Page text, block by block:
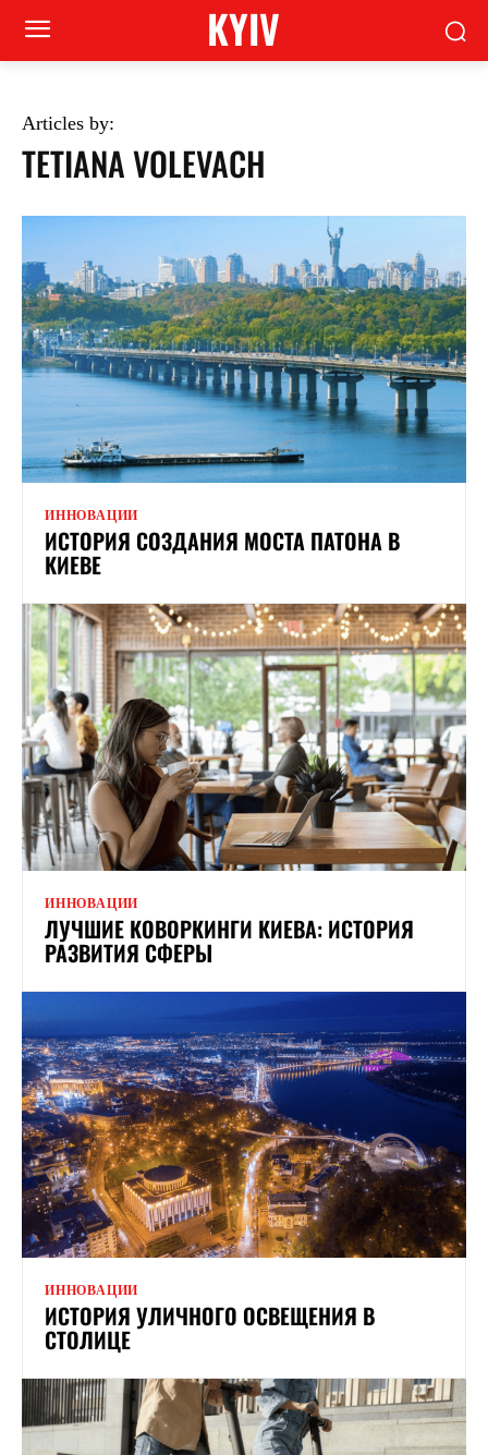
KYIV
Articles by:
TETIANA VOLEVACH
ИННОВАЦИИ
ИСТОРИЯ СОЗДАНИЯ МОСТА ПАТОНА В
КИЕВЕ
ИННОВАЦИИ
ЛУЧШИЕ КОВОРКИНГИ КИЕВА: ИСТОРИЯ
РАЗВИТИЯ СФЕРЫ
ИННОВАЦИИ
ИСТОРИЯ УЛИЧНОГО ОСВЕЩЕНИЯ В
СТОЛИЦЕ